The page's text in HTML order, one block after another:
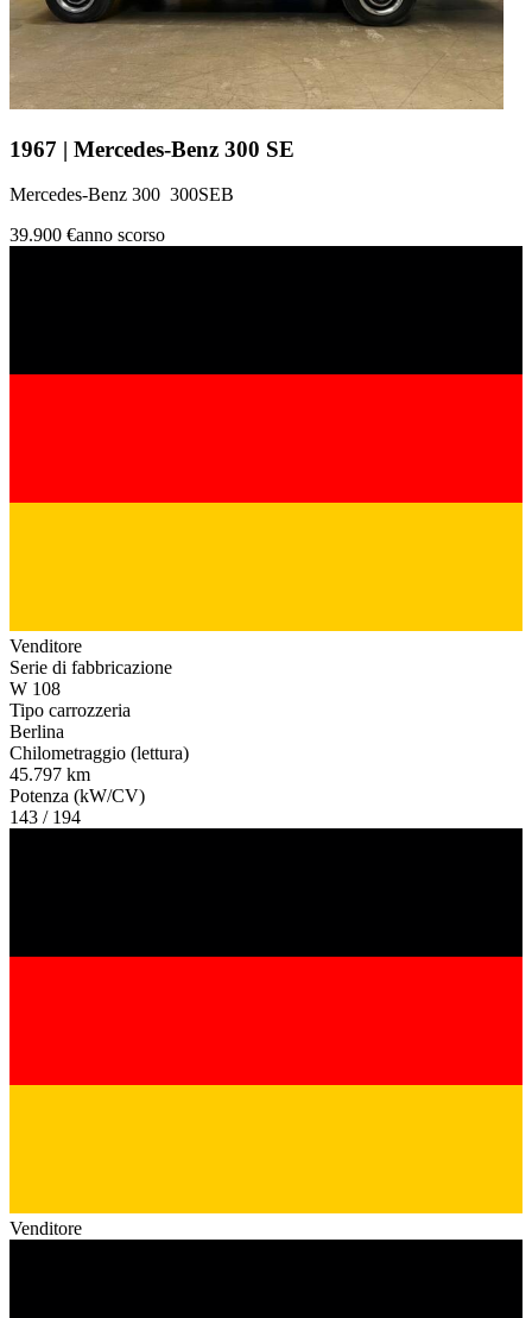
1967 | Mercedes-Benz 300 SE
Mercedes-Benz 300 300SEB
39.900 €anno scorso
Venditore
Serie di fabbricazione
W 108
Tipo carrozzeria
Berlina
Chilometraggio (lettura)
45.797 km
Potenza (kW/CV)
143 / 194
Venditore